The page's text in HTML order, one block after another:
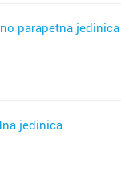
parapetna jedinica
jedinica